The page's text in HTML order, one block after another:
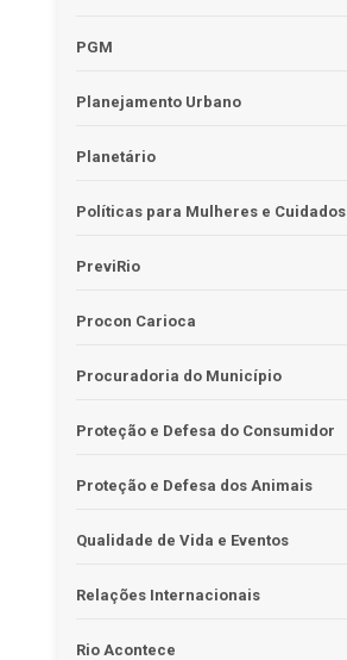
PGM
Planejamento Urbano
Planetário
Políticas para Mulheres e Cuidados
PreviRio
Procon Carioca
Procuradoria do Município
Proteção e Defesa do Consumidor
Proteção e Defesa dos Animais
Qualidade de Vida e Eventos
Relações Internacionais
Rio Acontece